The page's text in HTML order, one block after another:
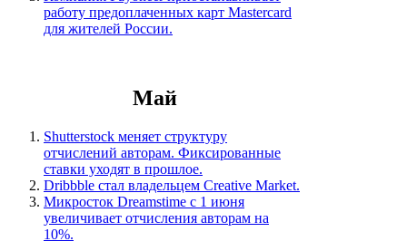
работу предоплаченных карт Mastercard
для жителей России.
Май
Shutterstock меняет структуру
отчислений авторам. Фиксированные
ставки уходят в прошлое.
Dribbble стал владельцем Creative Market.
Микросток Dreamstime с 1 июня
увеличивает отчисления авторам на
10%.